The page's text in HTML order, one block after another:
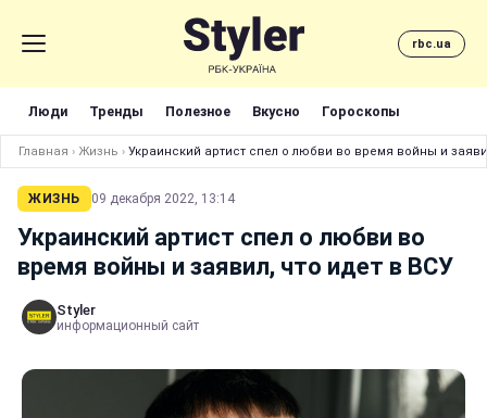
rbc.ua
Люди Тренды Полезное Вкусно Гороскопы
Главная › Жизнь › Украинский артист спел о любви во время войны и
ЖИЗНЬ 09 декабря 2022, 13:14
Украинский артист спел о любви во
время войны и заявил, что идет в ВСУ
Styler
информационный сайт